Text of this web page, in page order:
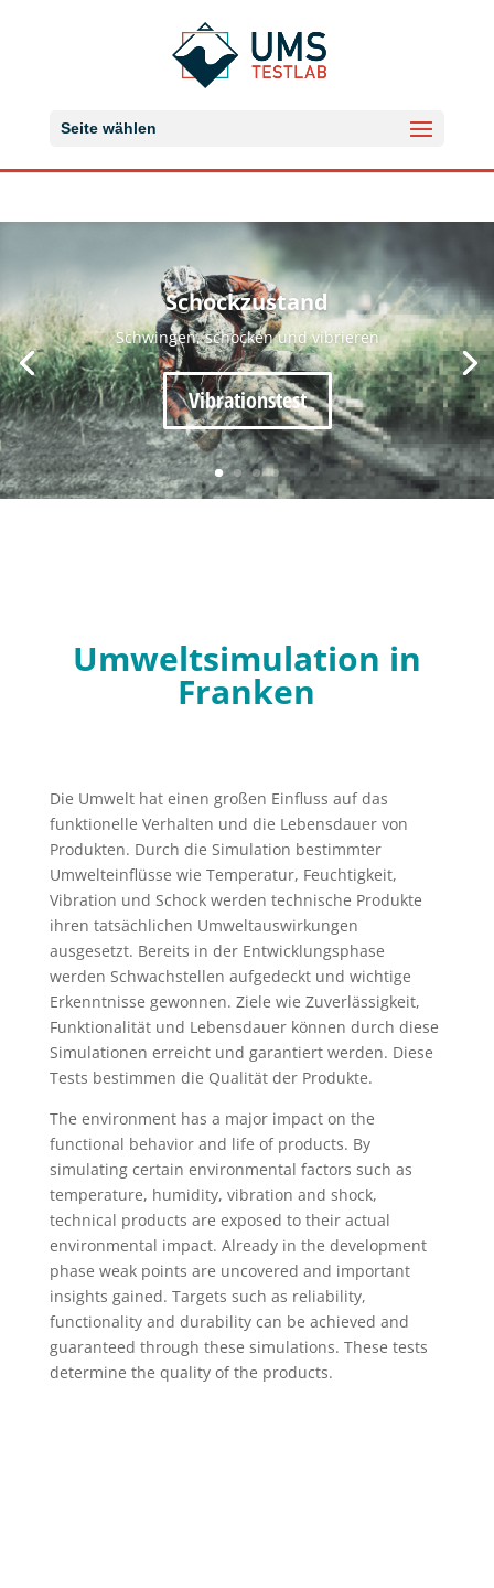
Seite wählen
Schockzustand
Schwingen, schocken und vibrieren
Vibrationstest
Umweltsimulation in
Franken
Die Umwelt hat einen großen Einfluss auf das
funktionelle Verhalten und die Lebensdauer von
Produkten. Durch die Simulation bestimmter
Umwelteinflüsse wie Temperatur, Feuchtigkeit,
Vibration und Schock werden technische Produkte
ihren tatsächlichen Umweltauswirkungen
ausgesetzt. Bereits in der Entwicklungsphase
werden Schwachstellen aufgedeckt und wichtige
Erkenntnisse gewonnen. Ziele wie Zuverlässigkeit,
Funktionalität und Lebensdauer können durch diese
Simulationen erreicht und garantiert werden. Diese
Tests bestimmen die Qualität der Produkte.
The environment has a major impact on the
functional behavior and life of products. By
simulating certain environmental factors such as
temperature, humidity, vibration and shock,
technical products are exposed to their actual
environmental impact. Already in the development
phase weak points are uncovered and important
insights gained. Targets such as reliability,
functionality and durability can be achieved and
guaranteed through these simulations. These tests
determine the quality of the products.